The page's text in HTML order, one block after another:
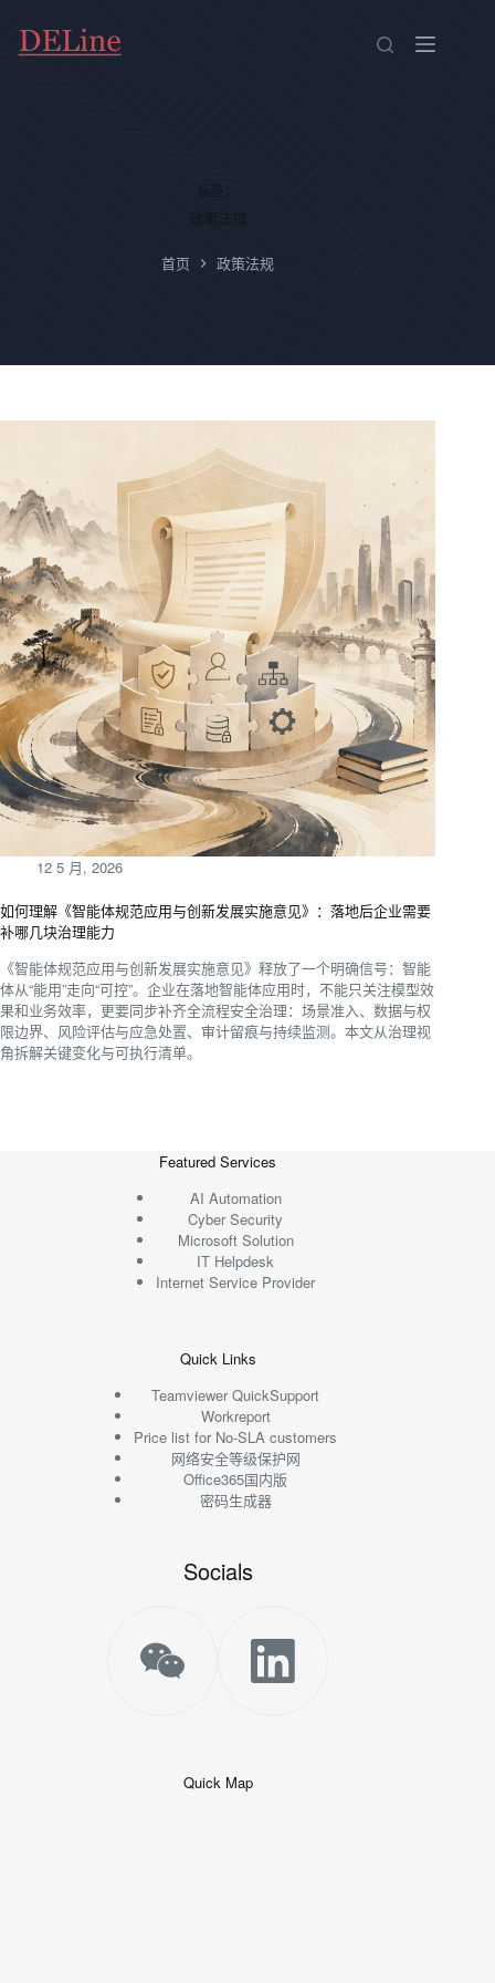
标签：
政策法规
首页 政策法规
12 5 月, 2026
如何理解《智能体规范应用与创新发展实施意见》：落地后企业需要
补哪几块治理能力
《智能体规范应用与创新发展实施意见》释放了一个明确信号：智能
体从“能用”走向“可控”。企业在落地智能体应用时，不能只关注模型效
果和业务效率，更要同步补齐全流程安全治理：场景准入、数据与权
限边界、风险评估与应急处置、审计留痕与持续监测。本文从治理视
角拆解关键变化与可执行清单。
Featured Services
AI Automation
Cyber Security
Microsoft Solution
IT Helpdesk
Internet Service Provider
Quick Links
Teamviewer QuickSupport
Workreport
Price list for No-SLA customers
网络安全等级保护网
Office365国内版
密码生成器
Socials
Quick Map